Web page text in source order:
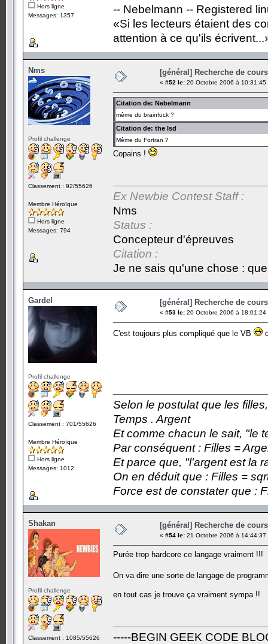
Hors ligne
Messages: 1357
-- Nebelmann -- Registered
«Si les lecteurs étaient des
attention à ce qu'ils
Nms
Profil challenge
Classement : 92/55626
Membre Héroïque
Hors ligne
Messages: 794
[général] Recherche de
« #52 le: 20 Octobre 2006 à 10:31:45
Citation de: Nebelmann
même du brainfuck ?
Citation de: the lsd
Même du Fortran ?
Copains !
Ex Newbie Contest Staff :
Nms
Status :
Concepteur d'épreuves
Citation :
Je ne sais qu'une chose :
Gardel
Profil challenge
Classement : 701/55626
Membre Héroïque
Hors ligne
Messages: 1012
[général] Recherche de
« #53 le: 20 Octobre 2006 à 18:01:24
C'est toujours plus compliqué que le VB
Selon le postulat que les
Temps . Argent
Et comme chacun le sait, "le
Par conséquent : Filles =
Et parce que, "l'argent est la
On en déduit que : Filles =
Force est de constater que :
Shakan
Profil challenge
Classement : 1085/55626
[général] Recherche de
« #54 le: 21 Octobre 2006 à 14:44:37
Purée trop hardcore ce langage vraiment !!!
On va dire une sorte de langage de
en tout cas je trouve ça vraiment sympa !!
-----BEGIN GEEK CODE